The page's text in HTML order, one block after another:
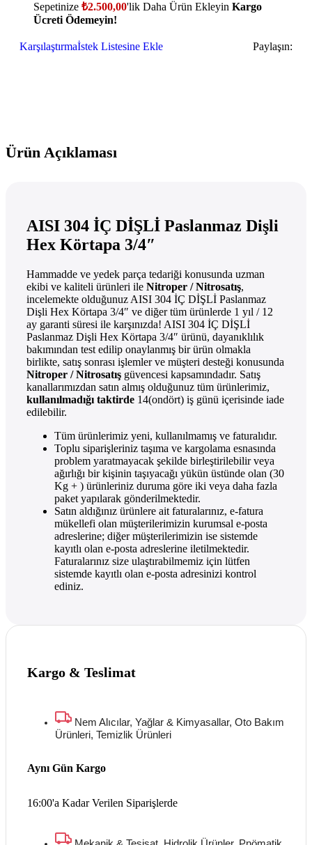
Sepetinize ₺2.500,00'lik Daha Ürün Ekleyin Kargo
Ücreti Ödemeyin!
Karşılaştırmaİstek Listesine Ekle Paylaşın:
Ürün Açıklaması
AISI 304 İÇ DİŞLİ Paslanmaz Dişli
Hex Körtapa 3/4″
Hammadde ve yedek parça tedariği konusunda uzman
ekibi ve kaliteli ürünleri ile Nitroper / Nitrosatış,
incelemekte olduğunuz AISI 304 İÇ DİŞLİ Paslanmaz
Dişli Hex Körtapa 3/4″ ve diğer tüm ürünlerde 1 yıl / 12
ay garanti süresi ile karşınızda! AISI 304 İÇ DİŞLİ
Paslanmaz Dişli Hex Körtapa 3/4″ ürünü, dayanıklılık
bakımından test edilip onaylanmış bir ürün olmakla
birlikte, satış sonrası işlemler ve müşteri desteği konusunda
Nitroper / Nitrosatış güvencesi kapsamındadır. Satış
kanallarımızdan satın almış olduğunuz tüm ürünlerimiz,
kullanılmadığı taktirde 14(ondört) iş günü içerisinde iade
edilebilir.
Tüm ürünlerimiz yeni, kullanılmamış ve faturalıdır.
Toplu siparişleriniz taşıma ve kargolama esnasında
problem yaratmayacak şekilde birleştirilebilir veya
ağırlığı bir kişinin taşıyacağı yükün üstünde olan (30
Kg + ) ürünleriniz duruma göre iki veya daha fazla
paket yapılarak gönderilmektedir.
Satın aldığınız ürünlere ait faturalarınız, e-fatura
mükellefi olan müşterilerimizin kurumsal e-posta
adreslerine; diğer müşterilerimizin ise sistemde
kayıtlı olan e-posta adreslerine iletilmektedir.
Faturalarınız size ulaştırabilmemiz için lütfen
sistemde kayıtlı olan e-posta adresinizi kontrol
ediniz.
Kargo & Teslimat
Nem Alıcılar, Yağlar & Kimyasallar, Oto Bakım
Ürünleri, Temizlik Ürünleri
16:00'a Kadar Verilen Siparişlerde
Aynı Gün Kargo